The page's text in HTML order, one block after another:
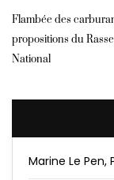
Flambée des
propositions du
National
Marine Le Pen,